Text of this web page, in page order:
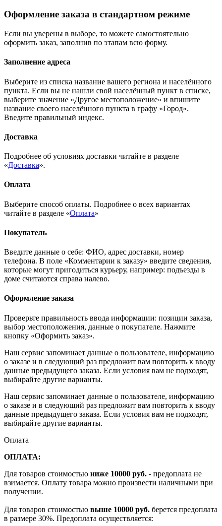
Оформление заказа в стандартном режиме
Если вы уверены в выборе, то можете самостоятельно
оформить заказ, заполнив по этапам всю форму.
Заполнение адреса
Выберите из списка название вашего региона и населённого
пункта. Если вы не нашли свой населённый пункт в списке,
выберите значение «Другое местоположение» и впишите
название своего населённого пункта в графу «Город».
Введите правильный индекс.
Доставка
Подробнее об условиях доставки читайте в разделе
«Доставка».
Оплата
Выберите способ оплаты. Подробнее о всех вариантах
читайте в разделе «Оплата»
Покупатель
Введите данные о себе: ФИО, адрес доставки, номер
телефона. В поле «Комментарии к заказу» введите сведения,
которые могут пригодиться курьеру, например: подъезды в
доме считаются справа налево.
Оформление заказа
Проверьте правильность ввода информации: позиции заказа,
выбор местоположения, данные о покупателе. Нажмите
кнопку «Оформить заказ».
Наш сервис запоминает данные о пользователе, информацию
о заказе и в следующий раз предложит вам повторить к вводу
данные предыдущего заказа. Если условия вам не подходят,
выбирайте другие варианты.
Наш сервис запоминает данные о пользователе, информацию
о заказе и в следующий раз предложит вам повторить к вводу
данные предыдущего заказа. Если условия вам не подходят,
выбирайте другие варианты.
Оплата
ОПЛАТА:
Для товаров стоимостью ниже 10000 руб. - предоплата не
взимается. Оплату товара можно произвести наличными при
получении.
Для товаров стоимостью выше 10000 руб. берется предоплата
в размере 30%. Предоплата осуществляется: